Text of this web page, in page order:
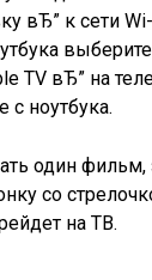
вЂ” к сети
TV вЂ” на
с ноутбука.
один фильм,
со
на ТВ.